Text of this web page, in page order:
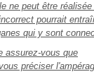
ne peut être réalisée
pourrait
qui y sont
assurez-vous que
préciser